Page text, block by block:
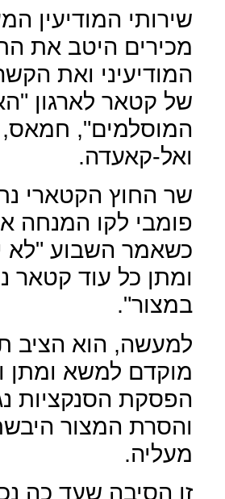
שירותי המודיעין
מכירים היטב את
המודיעיני ואת
של קטאר לארגון
המוסלמים",
ואל-קאעדה.
שר החוץ הקטארי
פומבי לקו המנחה
כשאמר השבוע "לא
ומתן כל עוד קטאר
במצור".
למעשה, הוא הציב
מוקדם למשא ומתן
הפסקת הסנקציות
והסרת המצור
מעליה.
זו הסיבה שעד כה